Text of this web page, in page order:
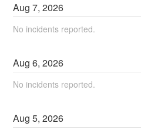
Aug7,2026
No incidents reported.
Aug6,2026
No incidents reported.
Aug5,2026